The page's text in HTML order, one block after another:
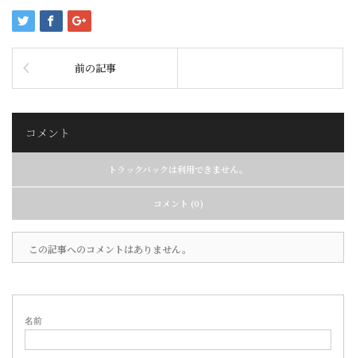
前の記事
コメント
トラックバックは利用できません。
コメント (0)
この記事へのコメントはありません。
名前